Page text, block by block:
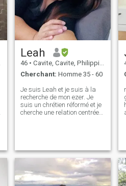
Leah
46 • Cavite, Cavite, Philippines
Cherchant: Homme 35 - 60
Je suis Leah et je suis à la
recherche de mon ezer. Je
suis un chrétien réformé et je
cherche une relation centrée
guidera et sera mon aide.
Soyez bénis et méfiez-vous
de tous ceux que vous
rencontrez ici sur le site.